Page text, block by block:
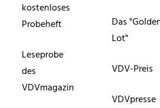
kostenloses
Probeheft
Leseprobe
des
VDVmagazin
Das
Lot"
VDV-Preis
VDVpresse